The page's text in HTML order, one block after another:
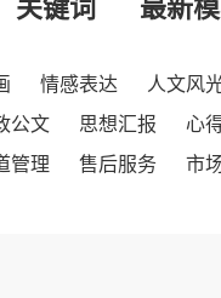
关键词 最新
情感表达
人文风
公文 思想汇报
心
管理 售后服务 市